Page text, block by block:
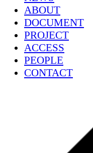
ABOUT
DOCUMENT
PROJECT
ACCESS
PEOPLE
CONTACT